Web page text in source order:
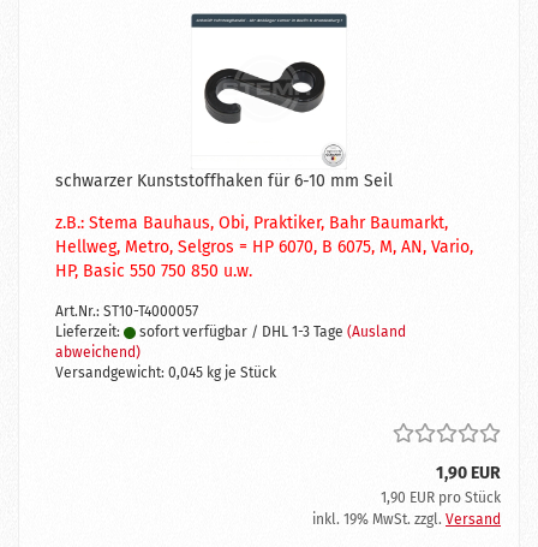
schwarzer Kunststoffhaken für 6-10 mm Seil
z.B.: Stema Bauhaus, Obi, Praktiker, Bahr Baumarkt,
Hellweg, Metro, Selgros = HP 6070, B 6075, M, AN, Vario,
HP, Basic 550 750 850 u.w.
Art.Nr.: ST10-T4000057
Lieferzeit:
sofort verfügbar / DHL 1-3 Tage (Ausland
abweichend)
Versandgewicht: 0,045 kg je Stück
1,90 EUR
1,90 EUR pro Stück
inkl. 19% MwSt. zzgl. Versand